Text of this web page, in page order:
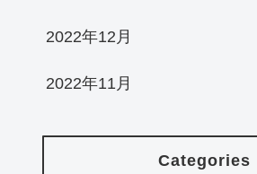
2022年12月
2022年11月
Categories